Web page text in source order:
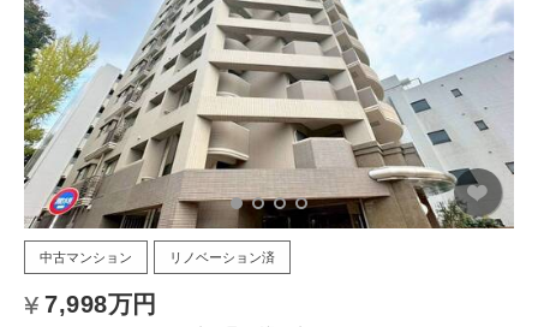
中古マンション リノベーション済
7,998万円